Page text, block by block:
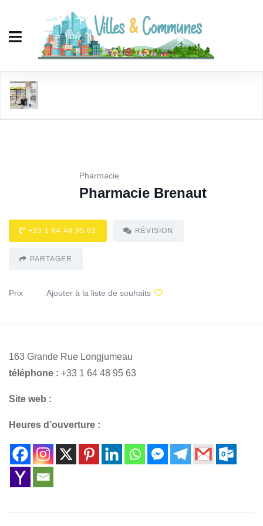
Pharmacie
Pharmacie Brenaut
+33 1 64 48 95 63 RÉVISION
PARTAGER
Prix Ajouter à la liste de souhaits
163 Grande Rue Longjumeau
téléphone : +33 1 64 48 95 63
Site web :
Heures d’ouverture :